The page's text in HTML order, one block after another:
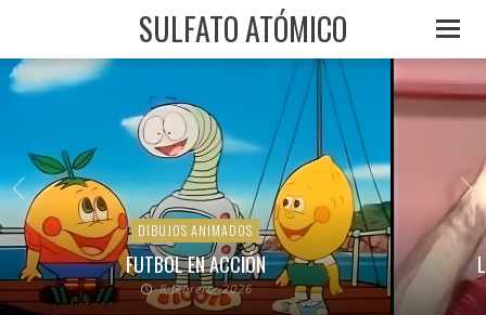
SULFATO ATÓMICO
DIBUJOS ANIMADOS
FUTBOL EN ACCIÓN
8 febrero, 2026